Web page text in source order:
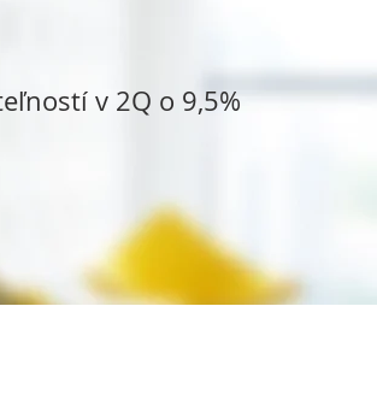
v 2Q o 9,5%